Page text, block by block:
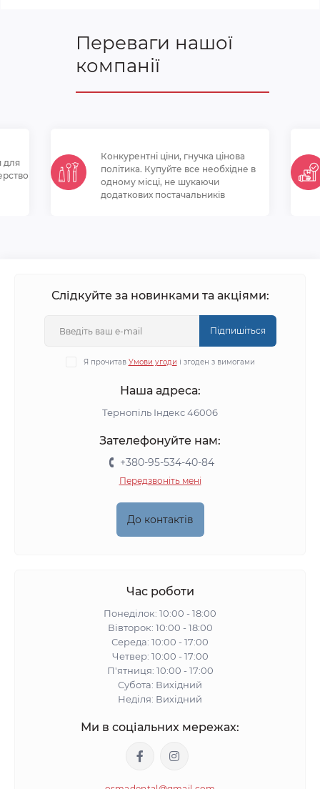
Переваги нашої
компанії
для
Конкурентні ціни, гнучка цінова
політикa. Купуйте все необхідне в
одному місці, не шукаючи
додаткових постачальників
Слідкуйте за новинками та акціями:
Підпишіться
Я прочитав Умови угоди і згоден з вимогами
Наша адреса:
Тернопіль Індекс 46006
Зателефонуйте нам:
+380-95-534-40-84
Передзвоніть мені
До контактів
Час роботи
Понеділок: 10:00 - 18:00
Вівторок: 10:00 - 18:00
Середа: 10:00 - 17:00
Четвер: 10:00 - 17:00
П'ятниця: 10:00 - 17:00
Субота: Вихідний
Неділя: Вихідний
Ми в соціальних мережах: